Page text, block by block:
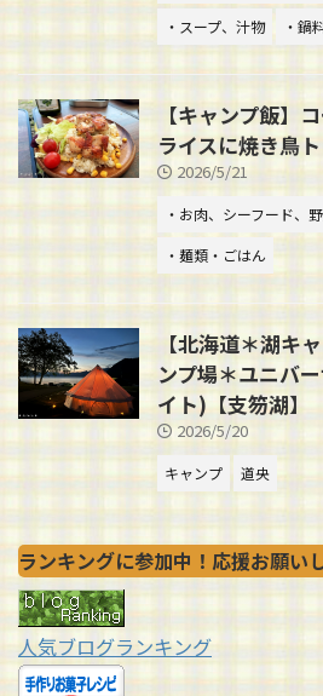
・スープ、汁物
・鍋
【キャンプ飯】
ライスに焼き鳥
2026/5/21
・お肉、シーフード、
・麺類・ごはん
【北海道＊湖キ
ンプ場＊ユニバ
イト)【支笏湖】
2026/5/20
キャンプ 道央
ランキングに参加中！応援お願い
人気ブログランキング